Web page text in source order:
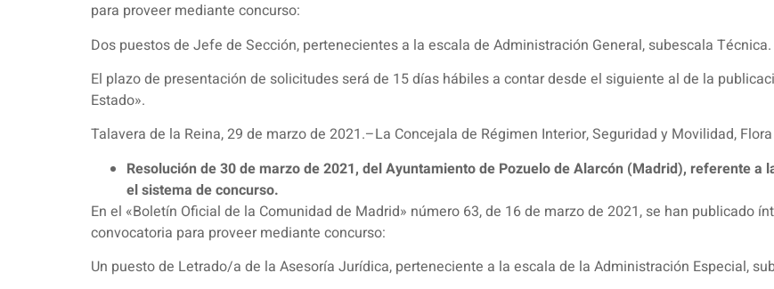
para proveer mediante concurso:
Dos puestos de Jefe de Sección, pertenecientes a la escala de Administración General, subescala Técnica.
El plazo de presentación de solicitudes será de 15 días hábiles a contar desde el siguiente al de la
Estado».
Talavera de la Reina, 29 de marzo de 2021.–La Concejala de Régimen Interior, Seguridad y Movilidad,
Resolución de 30 de marzo de 2021, del Ayuntamiento de Pozuelo de Alarcón (Madrid), referente
el sistema de concurso.
En el «Boletín Oficial de la Comunidad de Madrid» número 63, de 16 de marzo de 2021, se han publicado
convocatoria para proveer mediante concurso:
Un puesto de Letrado/a de la Asesoría Jurídica, perteneciente a la escala de la Administración Especial,